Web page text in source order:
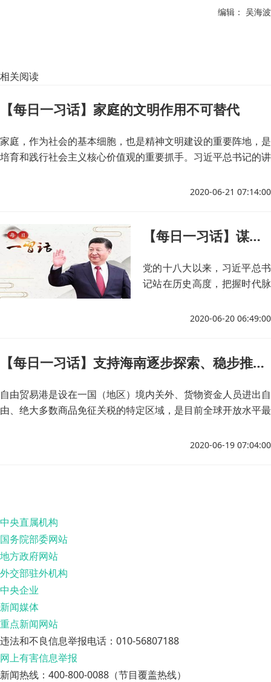
编辑： 吴海波
相关阅读
【每日一习话】家庭的文明作用不可替代
家庭，作为社会的基本细胞，也是精神文明建设的重要阵地，是
培育和践行社会主义核心价值观的重要抓手。习近平总书记的讲
家庭的亲切关怀，为推进家庭文明建设提供了重要的遵循。
2020-06-21 07:14:00
【每日一习话】谋求和平 实现发展
党的十八大以来，习近平总书
记站在历史高度，把握时代脉
人类命运共同体，为促进世界
和中国方案。
2020-06-20 06:49:00
【每日一习话】支持海南逐步探索、稳步推进中国特色自由贸易港建设
自由贸易港是设在一国（地区）境内关外、货物资金人员进出自
由、绝大多数商品免征关税的特定区域，是目前全球开放水平最
出，是我国在自由贸易试验区成功实践基础上的重大举措，表明
2020-06-19 07:04:00
中央直属机构
国务院部委网站
地方政府网站
外交部驻外机构
中央企业
新闻媒体
重点新闻网站
违法和不良信息举报电话：010-56807188
网上有害信息举报
新闻热线：400-800-0088（节目覆盖热线）